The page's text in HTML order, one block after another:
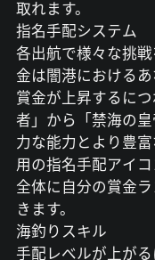
取れます。
指名手配システム
各出航で様々な挑
金は闇港におけるあ
賞金が上昇するに
者」から「禁海の
力な能力とより豊
用の指名手配アイ
全体に自分の賞金
きます。
海釣りスキル
手配レベルが上が